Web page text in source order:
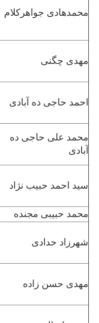
محمدهادی جواهرکلام
مهدی چگنی
احمد حاجی ده آبادی
محمد علی حاجی ده
آبادی
سید احمد حبیب نژاد
محمد حبیبی مجنده
شهرزاد حدادی
مهدی حسن زاده